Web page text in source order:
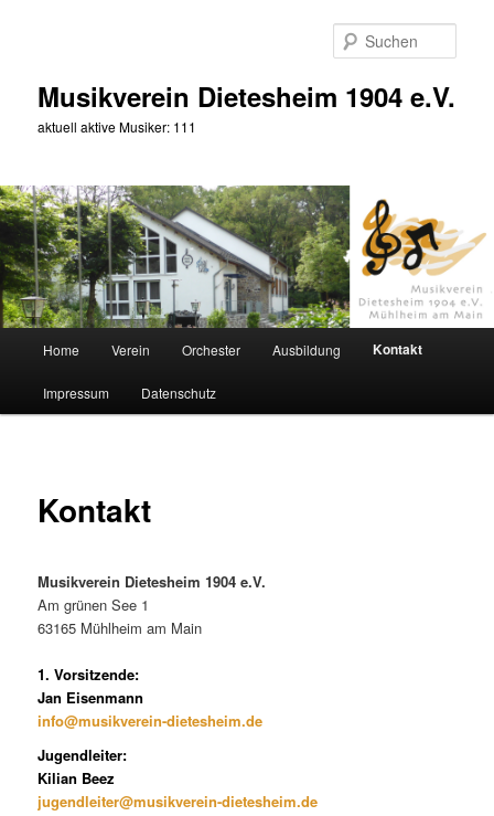
Musikverein Dietesheim 1904 e.V.
aktuell aktive Musiker: 111
Home Verein Orchester Ausbildung Kontakt
Impressum Datenschutz
Kontakt
Musikverein Dietesheim 1904 e.V.
Am grünen See 1
63165 Mühlheim am Main
1. Vorsitzende:
Jan Eisenmann
info@musikverein-dietesheim.de
Jugendleiter:
Kilian Beez
jugendleiter@musikverein-dietesheim.de